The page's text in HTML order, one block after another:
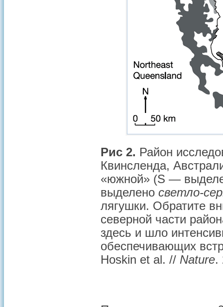
Рис 2. Район
Квинсленда,
«южной» (S —
выделено светло-
лягушки. Обратите
северной части
здесь и шло
обеспечивающих
Hoskin et al. // Nature.